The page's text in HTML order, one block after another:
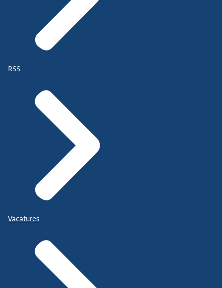
RSS
Vacatures